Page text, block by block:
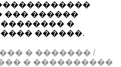
��� ������
�
������.
� ������� /
� ����������